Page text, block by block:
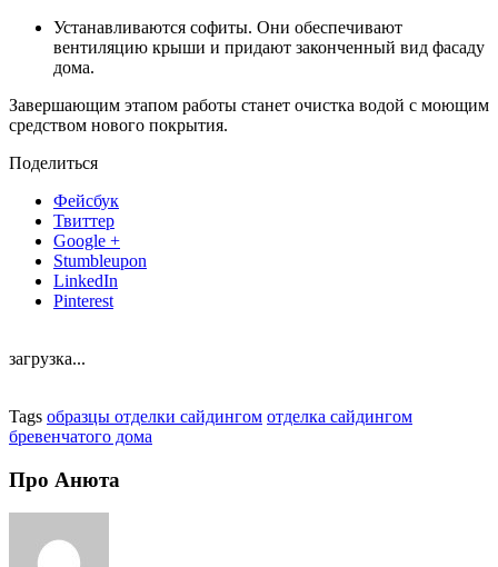
Устанавливаются софиты. Они обеспечивают
вентиляцию крыши и придают законченный вид фасаду
дома.
Завершающим этапом работы станет очистка водой с моющим
средством нового покрытия.
Поделиться
Фейсбук
Твиттер
Google +
Stumbleupon
LinkedIn
Pinterest
загрузка...
Tags образцы отделки сайдингом отделка сайдингом
бревенчатого дома
Про Анюта